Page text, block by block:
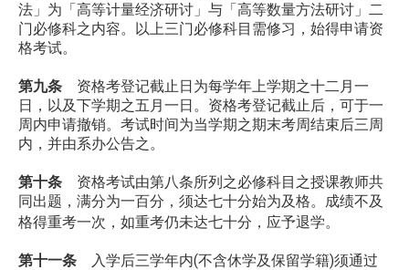
法」为「高等计量经济研讨」与「高等数量方法研讨」二
门必修科之内容。以上三门必修科目需修习，始得申请资
格考试。
第九条 资格考登记截止日为每学年上学期之十二月一
日，以及下学期之五月一日。资格考登记截止后，可于一
周内申请撤销。考试时间为当学期之期末考周结束后三周
内，并由系办公告之。
第十条 资格考试由第八条所列之必修科目之授课教师共
同出题，满分为一百分，须达七十分始为及格。成绩不及
格得重考一次，如重考仍未达七十分，应予退学。
第十一条 入学后三学年内(不含休学及保留学籍)须通过